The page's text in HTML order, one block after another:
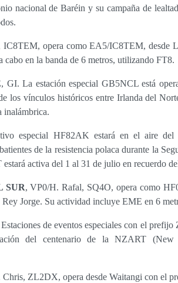
nacional de Baréin y su campaña de
IC8TEM, opera como EA5/IC8TEM, desde
en la banda de 6 metros, utilizando FT8.
, GI. La estación especial GB5NCL está
los vínculos históricos entre Irlanda del
inalámbrica.
especial HF82AK estará en el aire
de la resistencia polaca durante la
activa del 1 al 31 de julio en recuerdo
SUR, VP0/H. Rafal, SQ4O, opera como
Jorge. Su actividad incluye EME en 6
de eventos especiales con el prefijo
del centenario de la NZART
Chris, ZL2DX, opera desde Waitangi con el